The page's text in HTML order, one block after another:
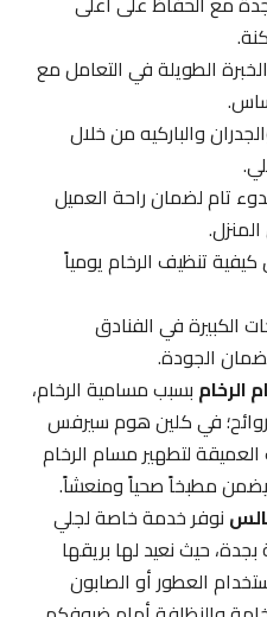
الطويلة في التعامل مع
والباركيه من خلال
لضمان راحة العميل
تنظيف الرخام يومياً
في الفنادق
الجودة.
بسبب مسامية الرخام،
في كلين هوم سيرفس
لتطهير مسام الرخام
مطبخاً صحياً ومنعشاً.
نوفر خدمة خاصة لجلي
حيث نعيد لها بريقها
العطور أو الصابون